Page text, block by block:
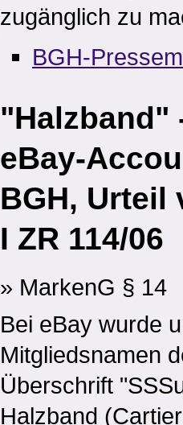
zugänglich zu
BGH-
"Halzband"
eBay-
BGH, Urteil
I ZR 114/06
» MarkenG § 14
Bei eBay wurde
Mitgliedsnamen
Überschrift
Halzband